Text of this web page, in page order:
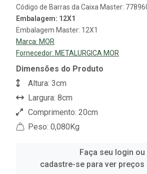
Código de Barras da Caixa Master:
Embalagem: 12X1
Embalagem Master: 12X1
Marca: MOR
Fornecedor: METALURGICA MOR
Dimensões do Produto
Altura: 3cm
Largura: 8cm
Comprimento: 20cm
Peso: 0,080Kg
Faça seu login ou
cadastre-se para ver preços